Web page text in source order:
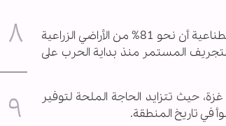
وفي سياق متصل، أظهر تقرير صادر عن برنامج الأمم المتحدة لتحليل صور الأقمار الاصطناعية أن نحو 81% من الأراضي الزراعية
المستمر منذ بداية الحرب على
حيث تتزايد الحاجة الملحة لتوفير
في تاريخ المنطقة.